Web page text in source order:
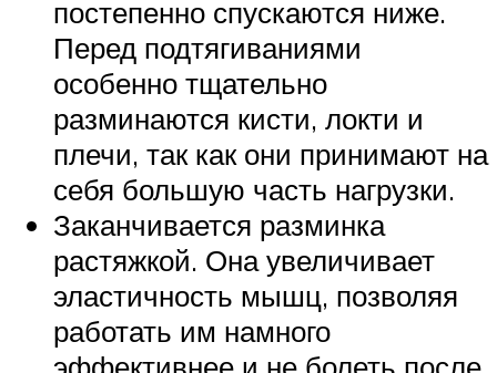
постепенно спускаются ниже.
Перед подтягиваниями
особенно тщательно
разминаются кисти, локти и
плечи, так как они принимают на
себя большую часть нагрузки.
Заканчивается разминка
растяжкой. Она увеличивает
эластичность мышц, позволяя
работать им намного